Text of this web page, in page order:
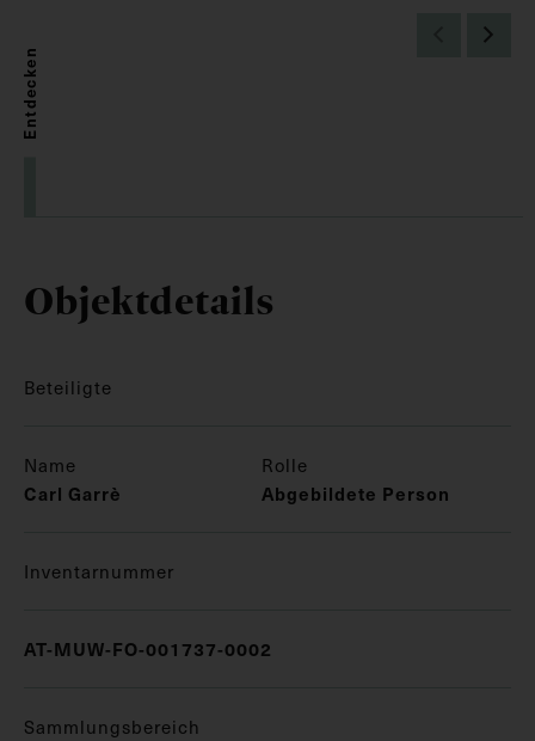
Entdecken
Objektdetails
Beteiligte
Name Rolle
Carl Garrè Abgebildete Person
Inventarnummer
AT-MUW-FO-001737-0002
Sammlungsbereich